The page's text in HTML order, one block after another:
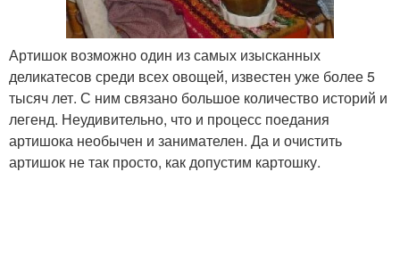
Артишок возможно один из самых изысканных
деликатесов среди всех овощей, известен уже более 5
тысяч лет. С ним связано большое количество историй и
легенд. Неудивительно, что и процесс поедания
артишока необычен и занимателен. Да и очистить
артишок не так просто, как допустим картошку.